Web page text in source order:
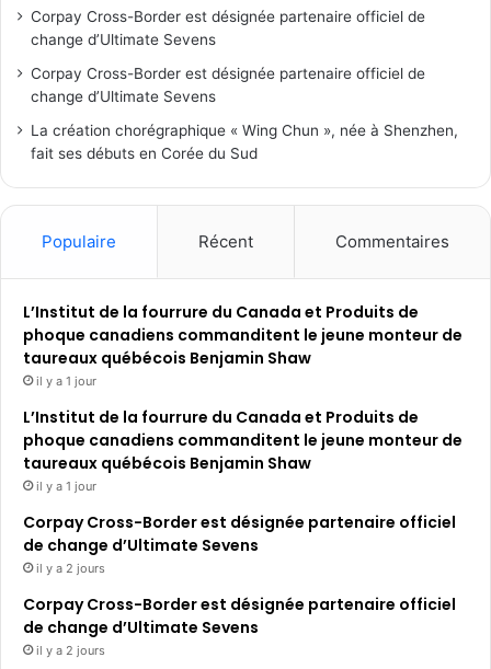
Corpay Cross-Border est désignée partenaire officiel de
change d’Ultimate Sevens
Corpay Cross-Border est désignée partenaire officiel de
change d’Ultimate Sevens
La création chorégraphique « Wing Chun », née à Shenzhen,
fait ses débuts en Corée du Sud
Populaire Récent Commentaires
L’Institut de la fourrure du Canada et Produits de
phoque canadiens commanditent le jeune monteur de
taureaux québécois Benjamin Shaw
il y a 1 jour
L’Institut de la fourrure du Canada et Produits de
phoque canadiens commanditent le jeune monteur de
taureaux québécois Benjamin Shaw
il y a 1 jour
Corpay Cross-Border est désignée partenaire officiel
de change d’Ultimate Sevens
il y a 2 jours
Corpay Cross-Border est désignée partenaire officiel
de change d’Ultimate Sevens
il y a 2 jours